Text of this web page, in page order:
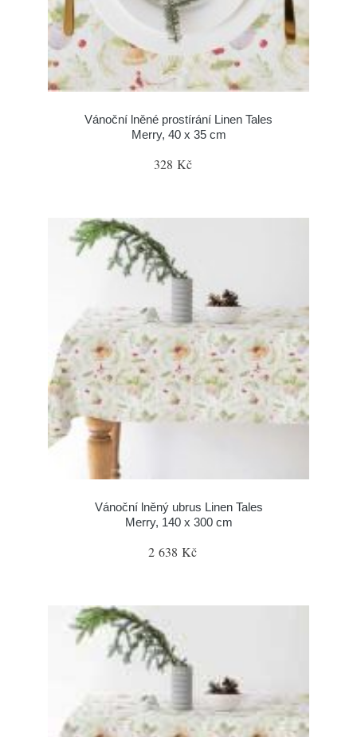
Vánoční lněné prostírání Linen Tales
Merry, 40 x 35 cm
328 Kč
Vánoční lněný ubrus Linen Tales
Merry, 140 x 300 cm
2 638 Kč